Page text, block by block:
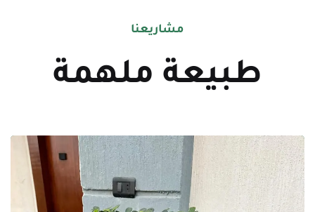
مشاريعنا
طبيعة ملهمة